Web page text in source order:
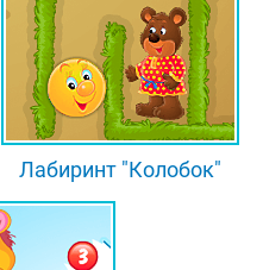
Лабиринт "Колобок"